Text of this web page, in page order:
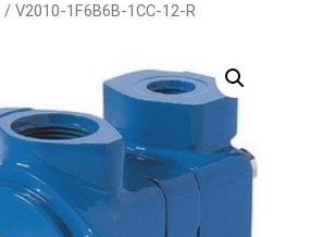
/ V2010-1F6B6B-1CC-12-R